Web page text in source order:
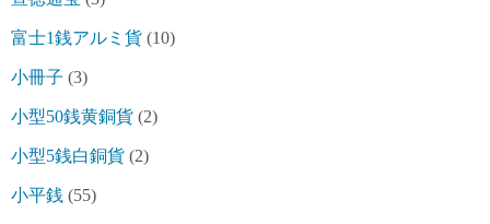
富士1銭アルミ貨 (10)
小冊子 (3)
小型50銭黄銅貨 (2)
小型5銭白銅貨 (2)
小平銭 (55)